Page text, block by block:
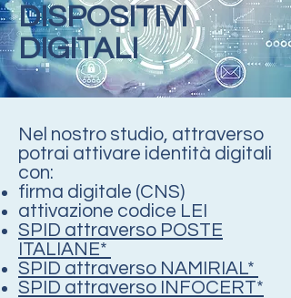
DISPOSITIVI
DIGITALI
Nel nostro studio, attraverso
potrai attivare identità digitali
con:
firma digitale (CNS)
attivazione codice LEI
SPID attraverso POSTE
ITALIANE*
SPID attraverso NAMIRIAL*
SPID attraverso INFOCERT*